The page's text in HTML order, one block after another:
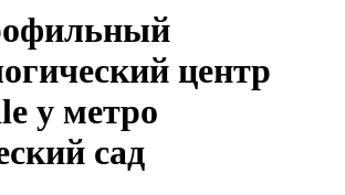
центр
у метро
сад